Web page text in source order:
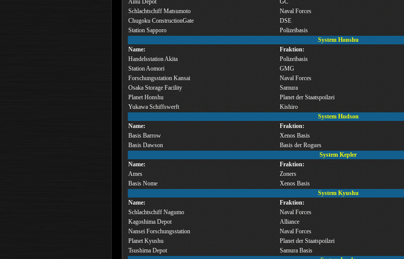
Schlachtschiff Matsumoto
Naval Forces
Chugoku ConstructionGate
DSE
Station Sapporo
Polizeibasis
System Honshu
Name:
Fraktion:
Handelsstation Akita
Polizeibasis
Station Aomori
GMG
Forschungsstation Kansai
Naval Forces
Osaka Storage Facility
Samura
Planet Honshu
Planet der Staatspoilzei
Yukawa Schiffswerft
Kishiro
System Hudson
Name:
Fraktion:
Basis Barrow
Xenos Basis
Basis Dawson
Basis der Rogues
System Kepler
Name:
Fraktion:
Ames
Zoners
Basis Nome
Xenos Basis
System Kyushu
Name:
Fraktion:
Schlachtschiff Nagumo
Naval Forces
Kagoshima Depot
Alliance
Nansei Forschungsstation
Naval Forces
Planet Kyushu
Planet der Staatspoilzei
Tsushima Depot
Samura Basis